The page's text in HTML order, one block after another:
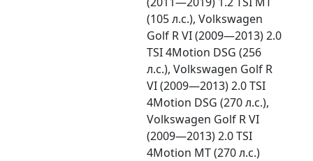
(105 л.с.), Volkswagen
Golf R VI (2009—2013) 2.0
TSI 4Motion DSG (256
л.с.), Volkswagen Golf R
VI (2009—2013) 2.0 TSI
4Motion DSG (270 л.с.),
Volkswagen Golf R VI
(2009—2013) 2.0 TSI
4Motion MT (270 л.с.)